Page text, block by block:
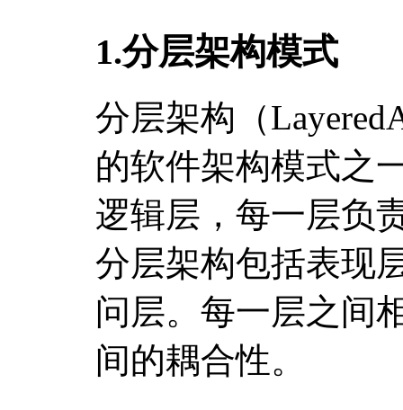
1.分层架构模式
分层架构（
的软件架构模式之
逻辑层，每一层负
分层架构包括表现
问层。每一层之间
间的耦合性。